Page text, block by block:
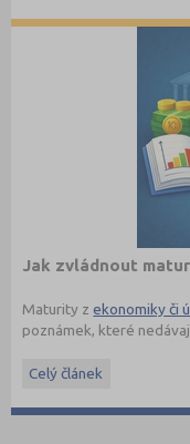
ekonomické studium a
Jak zvládnout
Maturity zekonomiky či
poznámek, které
pojmům a umí je
trh, podnik, bankovnictví
Celý článek